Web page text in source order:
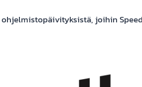
joihin